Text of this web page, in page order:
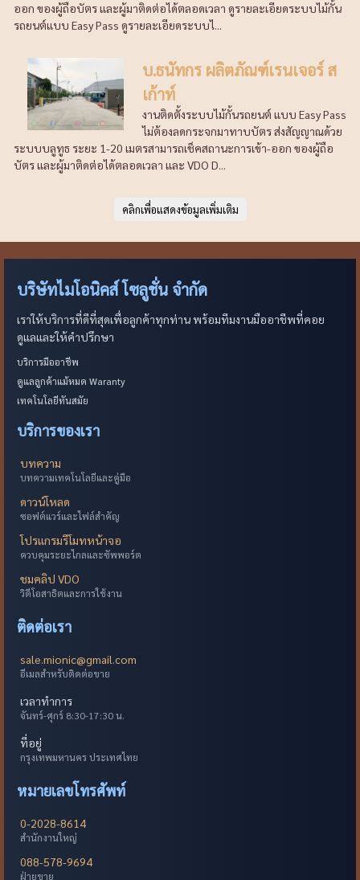
ออก ของผู้ถือบัตร และผู้มาติดต่อได้ตลอดเวลา ดูรายละเอียดระบบไม้กั้น
รถยนต์แบบ Easy Pass ดูรายละเอียดระบบไ...
บ.ธนัทกร ผลิตภัณฑ์เรนเจอร์ ส
เก้าท์
งานติดตั้งระบบไม้กั้นรถยนต์ แบบ Easy Pass
ไม่ต้องลดกระจกมาทาบบัตร ส่งสัญญาณด้วย
ระบบบลูทูธ ระยะ 1-20 เมตรสามารถเช็คสถานะการเข้า-ออก ของผู้ถือ
บัตร และผู้มาติดต่อได้ตลอดเวลา และ VDO D...
บริษัทไมโอนิคส์ โซลูชั่น จำกัด
เราให้บริการที่ดีที่สุดเพื่อลูกค้าทุกท่าน พร้อมทีมงานมืออาชีพที่คอย
ดูแลและให้คำปรึกษา
บริการมืออาชีพ
ดูแลลูกค้าแม้หมด Waranty
เทคโนโลยีทันสมัย
บริการของเรา
บทความ
บทความเทคโนโลยีและคู่มือ
ดาวน์โหลด
ซอฟต์แวร์และไฟล์สำคัญ
โปรแกรมรีโมทหน้าจอ
ควบคุมระยะไกลและซัพพอร์ต
ชมคลิป VDO
วิดีโอสาธิตและการใช้งาน
ติดต่อเรา
sale.mionic@gmail.com
อีเมลสำหรับติดต่อขาย
เวลาทำการ
จันทร์-ศุกร์ 8:30-17:30 น.
ที่อยู่
กรุงเทพมหานคร ประเทศไทย
หมายเลขโทรศัพท์
0-2028-8614
สำนักงานใหญ่
088-578-9694
ฝ่ายขาย